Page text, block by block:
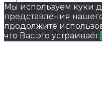
Мы используем куки
представления
продолжите
что Вас это устраивает.